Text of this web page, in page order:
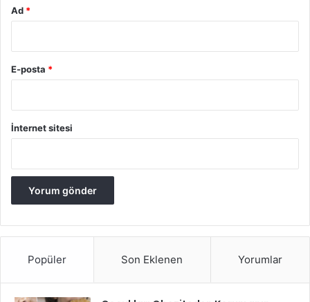
Ad *
E-posta *
İnternet sitesi
Popüler Son Eklenen Yorumlar